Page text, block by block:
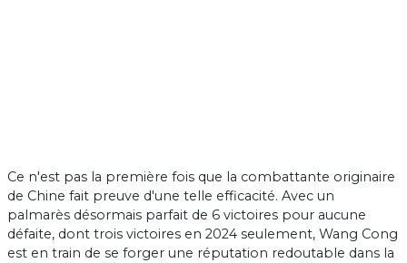
Ce n'est pas la première fois que la combattante originaire
de Chine fait preuve d'une telle efficacité. Avec un
palmarès désormais parfait de 6 victoires pour aucune
défaite, dont trois victoires en 2024 seulement, Wang Cong
est en train de se forger une réputation redoutable dans la